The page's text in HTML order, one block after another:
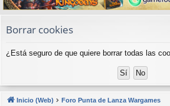
rá
pi
Borrar cookies
¿Está seguro de que quiere borrar todas las
Inicio (Web) Foro Punta de Lanza Wargames